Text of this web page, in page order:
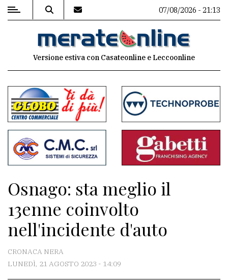
MENU
commenti
Contenuti
del
sito
Associazioni
Meteo
CONTATTI
07/08/2026 - 21:13
Versione estiva con Casateonline e Leccoonline
Osnago: sta meglio il
13enne coinvolto
nell'incidente d'auto
CRONACA NERA
LUNEDÌ, 21 AGOSTO 2023 - 14:09